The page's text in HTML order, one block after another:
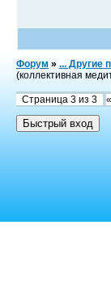
Форум » ... Другие
(коллективная
Страница 3 из 3 «